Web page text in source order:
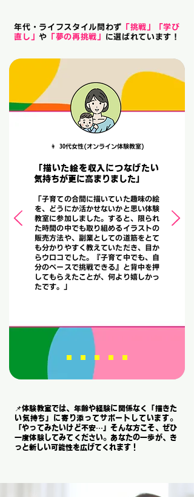
年代・ライフスタイル問わず 「挑戦」
「学び
直し」や 「夢の再挑戦」 に選ばれています！
👩 30代女性(オンライン体験教室)
「描いた絵を収入につなげたい
気持ちが更に高まりました」
「子育ての合間に描いていた趣味の絵
を、どうにか活かせないかと思い体験
教室に参加しました。すると、限られ
た時間の中でも取り組めるイラストの
販売方法や、副業としての道筋をとて
も分かりやすく教えていただき、目か
らウロコでした。『子育て中でも、自
分のペースで挑戦できる』と背中を押
してもらえたことが、何より嬉しかっ
たです。」
📌体験教室では、年齢や経験に関係なく「描きた
い気持ち」に寄り添ってサポートしています。
「やってみたいけど不安…」そんな方こそ、ぜひ
一度体験してみてください。あなたの一歩が、き
っと新しい可能性を広げてくれます！